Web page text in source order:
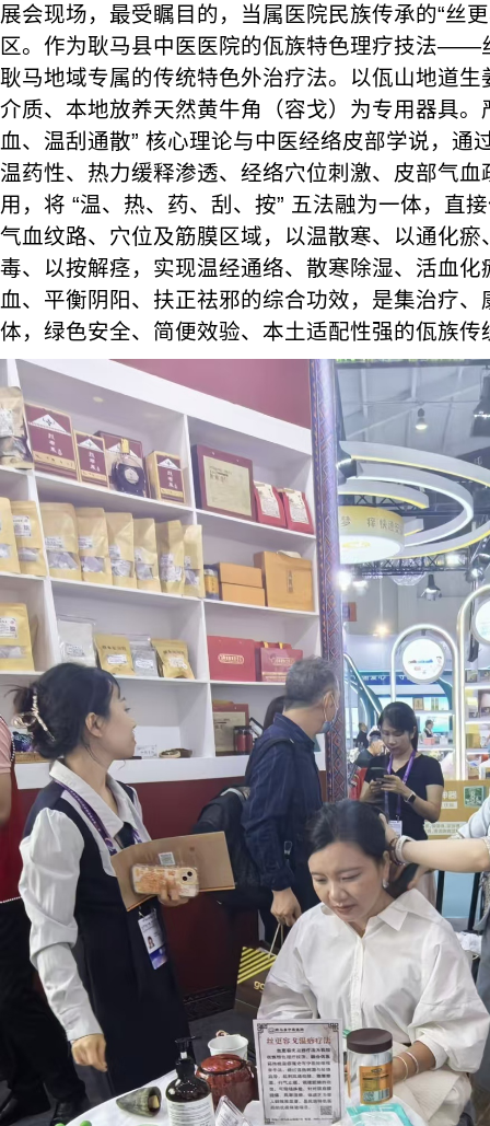
展会现场，最受瞩目的，当属医院民族传承的“丝
区。作为耿马县中医医院的佤族特色理疗技法——
耿马地域专属的传统特色外治疗法。以佤山地道
介质、本地放养天然黄牛角（容戈）为专用器具。
血、温刮通散” 核心理论与中医经络皮部学说，通
温药性、热力缓释渗透、经络穴位刺激、皮部气
用，将 “温、热、药、刮、按” 五法融为一体，直
气血纹路、穴位及筋膜区域，以温散寒、以通化瘀
毒、以按解痉，实现温经通络、散寒除湿、活血
血、平衡阴阳、扶正祛邪的综合功效，是集治疗
体，绿色安全、简便效验、本土适配性强的佤族传